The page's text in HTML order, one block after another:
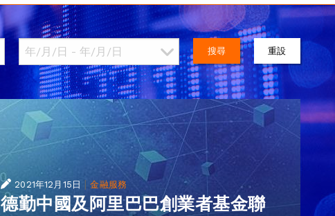
搜尋 重設
2021年12月15日 |金融服務
德勤中國及阿里巴巴創業者基金聯